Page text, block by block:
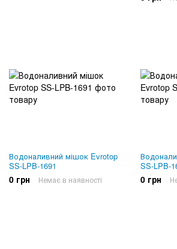
Водоналивний мішок Evrotop
SS-LPB-1691
0 грн Немає в наявності
SS-LPB-
0 грн